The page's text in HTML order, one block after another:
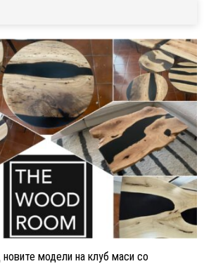
модели на клуб маси со